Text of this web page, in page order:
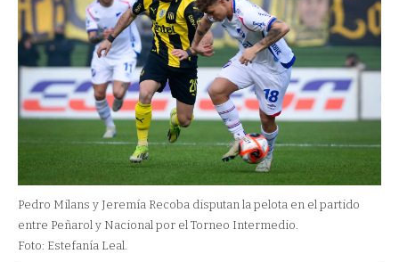
Pedro Milans y Jeremía Recoba disputan la pelota en el partido
entre Peñarol y Nacional por el Torneo Intermedio.
Foto: Estefanía Leal.